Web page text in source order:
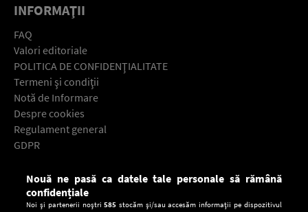
INFORMAŢII
FAQ
Valori editoriale
POLITICA DE CONFIDENŢIALITATE
Termeni şi condiţii
Notă de Informare
Despre cookies
Regulament general
GDPR
Descarcă gratuit aplicaţia Europa FM pentru smartphone:
Nouă ne pasă ca datele tale personale să rămână
confidențiale
Noi și partenerii noștri585 stocăm și/sau accesăm informații pe dispozitivul